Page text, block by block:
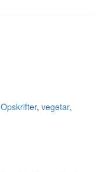
Opskrifter, vegetar,